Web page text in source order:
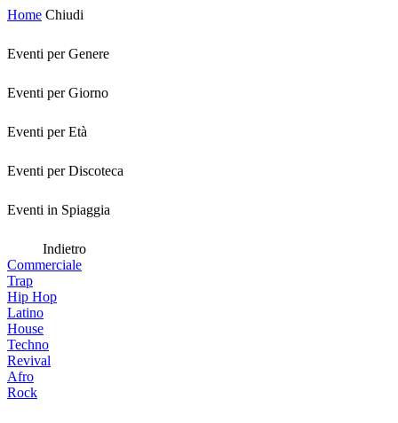
Home Chiudi
Eventi per Genere
Eventi per Giorno
Eventi per Età
Eventi per Discoteca
Eventi in Spiaggia
Indietro
Commerciale
Trap
Hip Hop
Latino
House
Techno
Revival
Afro
Rock